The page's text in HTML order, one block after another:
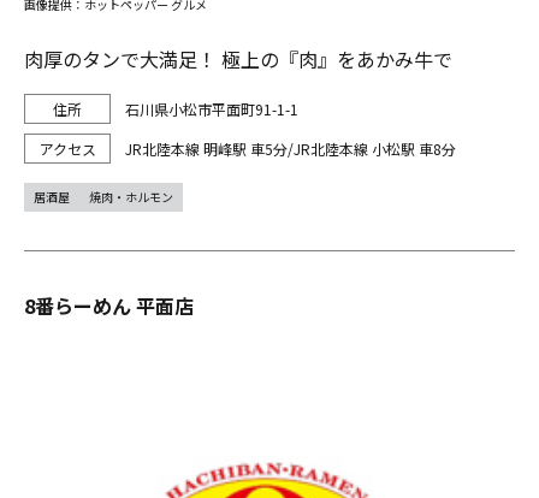
肉厚のタンで大満足！ 極上の『肉』をあかみ牛で
石川県小松市平面町91-1-1
JR北陸本線 明峰駅 車5分/JR北陸本線 小松駅 車8分
画像提供：ホットペッパー グルメ
居酒屋 焼肉・ホルモン
8番らーめん 平面店